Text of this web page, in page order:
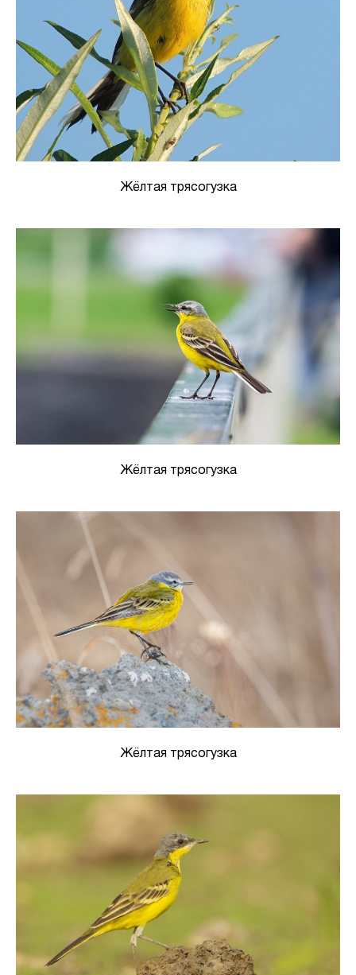
Жёлтая трясогузка
Жёлтая трясогузка
Жёлтая трясогузка